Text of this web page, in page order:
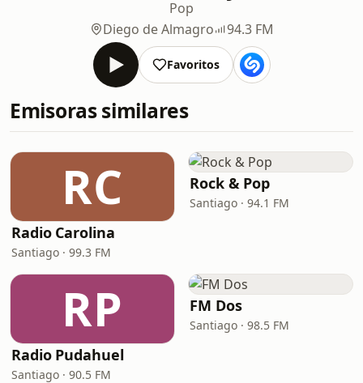
Pop
Diego de Almagro
94.3 FM
Favoritos
Emisoras similares
RC
Radio Carolina
Santiago · 99.3 FM
Rock & Pop
Santiago · 94.1 FM
RP
Radio Pudahuel
Santiago · 90.5 FM
FM Dos
Santiago · 98.5 FM